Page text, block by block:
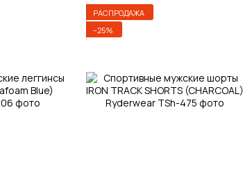
РАСПРОДАЖА
−25%